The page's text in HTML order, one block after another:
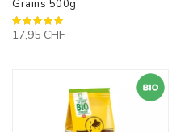
Grains 500g
100%
17,95 CHF